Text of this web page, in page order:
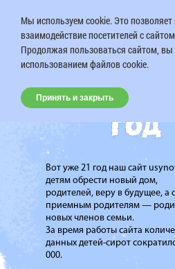
Вот уже 21 год наш сайт
детям обрести новый дом,
родителей, веру в будущее, а
приемным родителям —
новых членов семьи.
За время работы сайта
данных детей-сирот
000.
Мы используем cookie. Это
взаимодействие посетителей с
Продолжая пользоваться сайтом, вы
использованием файлов cookie.
Принять и закрыть